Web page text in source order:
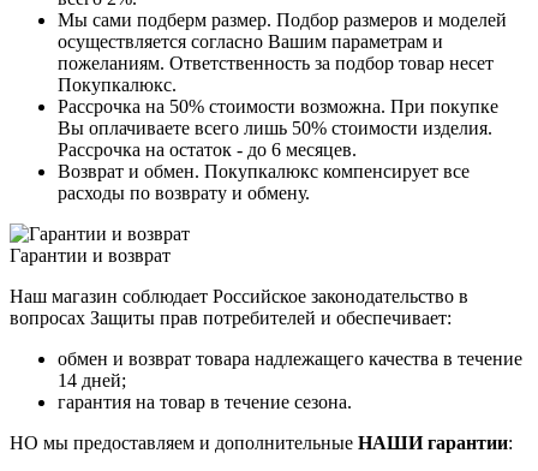
Мы сами подберм размер. Подбор размеров и моделей
осуществляется согласно Вашим параметрам и
пожеланиям. Ответственность за подбор товар несет
Покупкалюкс.
Рассрочка на 50% стоимости возможна. При покупке
Вы оплачиваете всего лишь 50% стоимости изделия.
Рассрочка на остаток - до 6 месяцев.
Возврат и обмен. Покупкалюкс компенсирует все
расходы по возврату и обмену.
Гарантии и возврат
Наш магазин соблюдает Российское законодательство в
вопросах Защиты прав потребителей и обеспечивает:
обмен и возврат товара надлежащего качества в течение
14 дней;
гарантия на товар в течение сезона.
НО мы предоставляем и дополнительные НАШИ гарантии: